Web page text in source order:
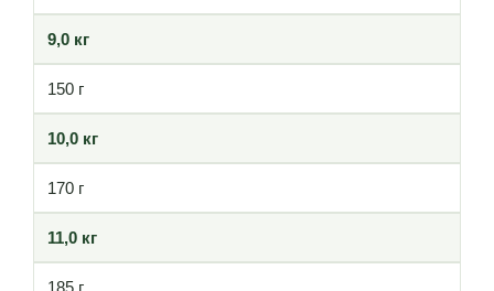
9,0 кг
150 г
10,0 кг
170 г
11,0 кг
185 г